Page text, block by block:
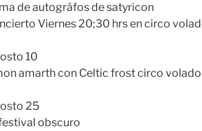
de autográfos de satyricon
Viernes 20;30 hrs en circo
10
amarth con Celtic frost circo
25
obscuro